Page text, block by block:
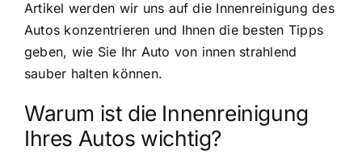
Artikel werden wir uns auf die Innenreinigung des
Autos konzentrieren und Ihnen die besten Tipps
geben, wie Sie Ihr Auto von innen strahlend
sauber halten können.
Warum ist die Innenreinigung
Ihres Autos wichtig?